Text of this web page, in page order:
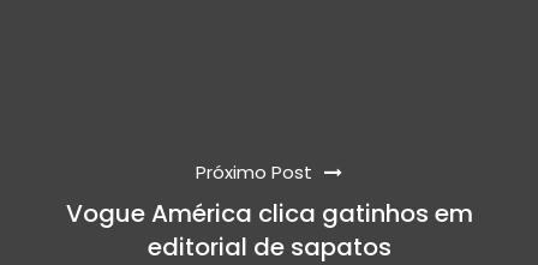
Próximo Post
Vogue América clica gatinhos em
editorial de sapatos